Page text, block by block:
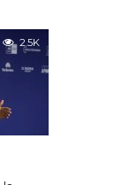
2.5K